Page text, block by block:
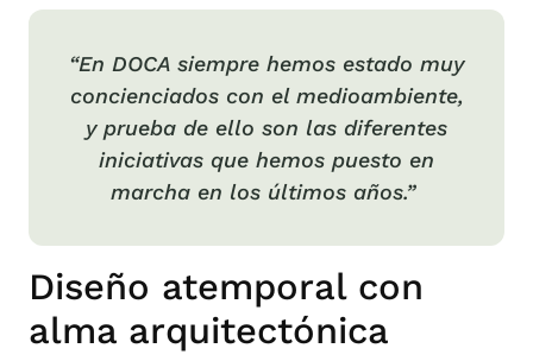
“En DOCA siempre hemos estado muy
concienciados con el medioambiente,
y prueba de ello son las diferentes
iniciativas que hemos puesto en
marcha en los últimos años.”
Diseño atemporal con
alma arquitectónica